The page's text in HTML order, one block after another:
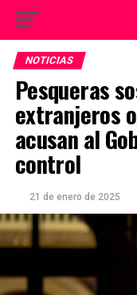
NOTICIAS
Pesqueras
extranjeros
acusan al
control
21 de enero de 2025